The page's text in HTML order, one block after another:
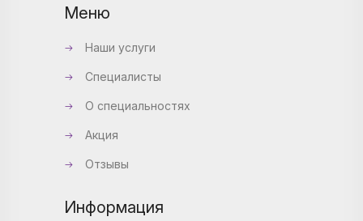
Меню
Наши услуги
Специалисты
О специальностях
Акция
Отзывы
Информация